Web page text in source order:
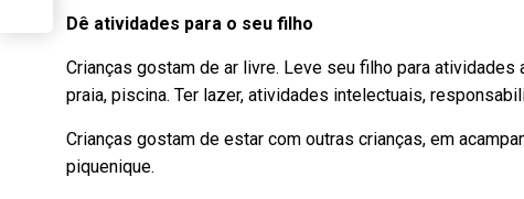
Dê atividades para o seu filho
Crianças gostam de ar livre. Leve seu filho para atividades
praia, piscina. Ter lazer, atividades intelectuais,
Crianças gostam de estar com outras crianças, em
piquenique.